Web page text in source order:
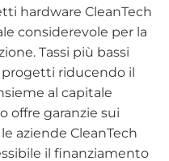
hardware CleanTech
considerevole per la
Tassi più bassi
riducendo il
al capitale
offre garanzie sui
aziende CleanTech
il finanziamento